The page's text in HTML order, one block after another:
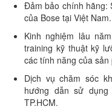
Đảm bảo chính hãng:
của Bose tại Việt Nam.
Kinh nghiệm lâu
training kỹ thuật kỹ
các tính năng của sản
Dịch vụ chăm sóc
hướng dẫn sử
TP.HCM.